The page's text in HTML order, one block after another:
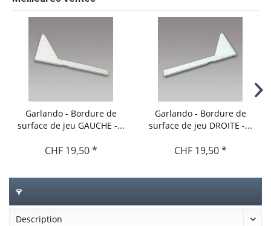
Garlando - Bordure de
surface de jeu GAUCHE -...
CHF 19,50 *
Garlando - Bordure de
surface de jeu DROITE -...
CHF 19,50 *